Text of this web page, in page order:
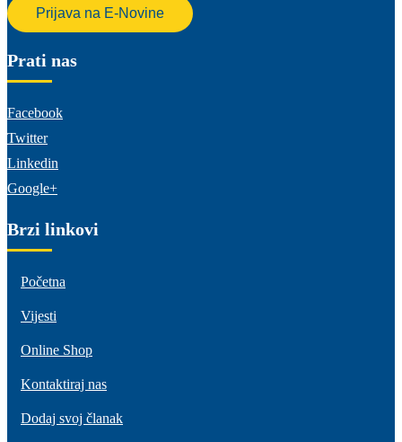
Prijava na E-Novine
Prati nas
Facebook
Twitter
Linkedin
Google+
Brzi linkovi
Početna
Vijesti
Online Shop
Kontaktiraj nas
Dodaj svoj članak